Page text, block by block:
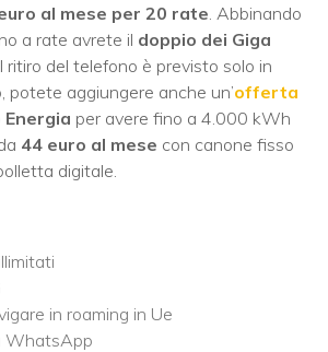
al mese per 20 rate . Abbinando
a rate avrete il doppio dei Giga
Il ritiro del telefono è previsto solo in
potete aggiungere anche un’offerta
per avere fino a 4.000 kWh
44 euro al mese con canone fisso
digitale.
in roaming in Ue
WhatsApp